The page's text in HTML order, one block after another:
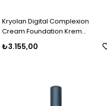
Kryolan Digital Complexion
Cream Foundation Krem
₺3.155,00